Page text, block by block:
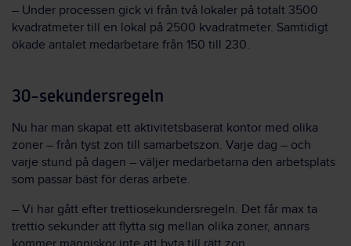
– Under processen gick vi från två lokaler på totalt 3500
kvadratmeter till en lokal på 2500 kvadratmeter. Samtidigt
ökade antalet medarbetare från 150 till 230.
30-sekundersregeln
Nu har man skapat ett aktivitetsbaserat kontor med olika
zoner – från tyst zon till samarbetszon. Varje dag – och
varje stund på dagen – väljer medarbetarna den arbetsplats
som passar bäst för deras arbete.
– Vi har gått efter trettiosekundersregeln. Det får max ta
trettio sekunder att flytta sig mellan olika zoner, annars